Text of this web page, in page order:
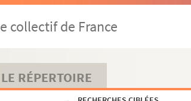
collectif de France
LE RÉPERTOIRE
Margaritha
Marguerite